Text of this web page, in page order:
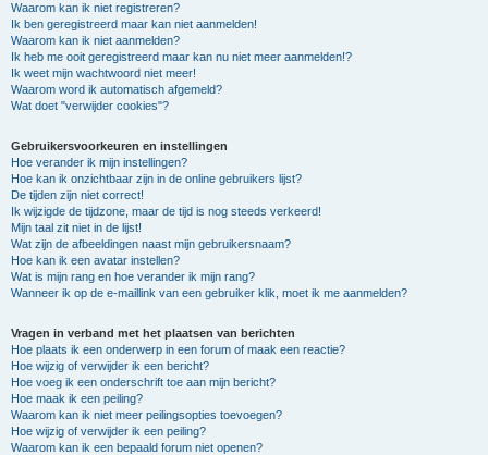
Waarom kan ik niet registreren?
Ik ben geregistreerd maar kan niet aanmelden!
Waarom kan ik niet aanmelden?
Ik heb me ooit geregistreerd maar kan nu niet meer aanmelden!?
Ik weet mijn wachtwoord niet meer!
Waarom word ik automatisch afgemeld?
Wat doet "verwijder cookies"?
Gebruikersvoorkeuren en instellingen
Hoe verander ik mijn instellingen?
Hoe kan ik onzichtbaar zijn in de online gebruikers lijst?
De tijden zijn niet correct!
Ik wijzigde de tijdzone, maar de tijd is nog steeds verkeerd!
Mijn taal zit niet in de lijst!
Wat zijn de afbeeldingen naast mijn gebruikersnaam?
Hoe kan ik een avatar instellen?
Wat is mijn rang en hoe verander ik mijn rang?
Wanneer ik op de e-maillink van een gebruiker klik, moet ik me aanmelden?
Vragen in verband met het plaatsen van berichten
Hoe plaats ik een onderwerp in een forum of maak een reactie?
Hoe wijzig of verwijder ik een bericht?
Hoe voeg ik een onderschrift toe aan mijn bericht?
Hoe maak ik een peiling?
Waarom kan ik niet meer peilingsopties toevoegen?
Hoe wijzig of verwijder ik een peiling?
Waarom kan ik een bepaald forum niet openen?